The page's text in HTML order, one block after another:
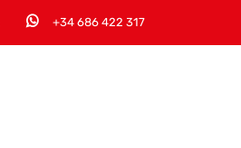
+34 686 422 317